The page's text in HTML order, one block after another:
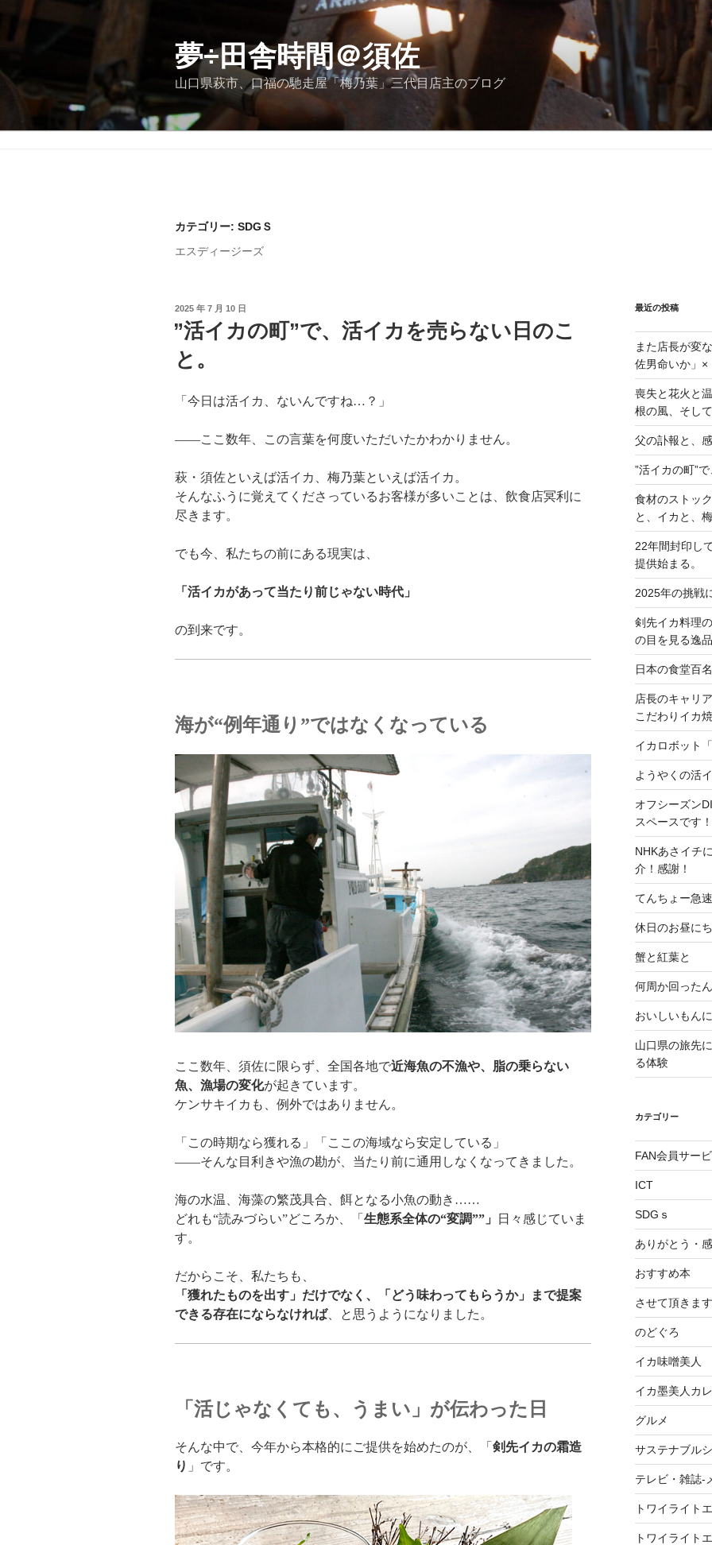
ツ
夢÷田舎時間＠須佐
山口県萩市、口福の馳走屋「梅乃葉」三代目店主のブログ
カテゴリー: SDGＳ
エスディージーズ
投
日:
2025 年 7 月 10 日
”活イカの町”で、活イカを売らない日のこ
と。
「今日は活イカ、ないんですね…？」
——ここ数年、この言葉を何度いただいたかわかりません。
萩・須佐といえば活イカ、梅乃葉といえば活イカ。
そんなふうに覚えてくださっているお客様が多いことは、飲食店冥利に
尽きます。
でも今、私たちの前にある現実は、
「活イカがあって当たり前じゃない時代」
の到来です。
海が“例年通り”ではなくなっている
ここ数年、須佐に限らず、全国各地で近海魚の不漁や、脂の乗らない
魚、漁場の変化が起きています。
ケンサキイカも、例外ではありません。
「この時期なら獲れる」「ここの海域なら安定している」
——そんな目利きや漁の勘が、当たり前に通用しなくなってきました。
海の水温、海藻の繁茂具合、餌となる小魚の動き……
どれも“読みづらい”どころか、「 生態系全体の“変調””」
日々感じていま
す。
だからこそ、私たちも、
「獲れたものを出す」だけでなく、「どう味わってもらうか」まで提案
できる存在にならなければ、と思うようになりました。
「活じゃなくても、うまい」が伝わった日
そんな中で、今年から本格的にご提供を始めたのが、「 剣先イカの霜造
り 」です。
最近の投稿
また店長が変
佐男命いか」×
喪失と花火と
根の風、そし
父の訃報と、
”活イカの町”
食材のストッ
と、イカと、
22年間封印し
提供始まる。
2025年の挑戦
剣先イカ料理
の目を見る逸
日本の食堂百
店長のキャリ
こだわりイカ
イカロボット
ようやくの活
オフシーズン
スペースです！
NHKあさイチ
介！感謝！
てんちょー急
休日のお昼に
蟹と紅葉と
何周か回った
おいしいもん
山口県の旅先
る体験
カテゴリー
FAN会員サー
ICT
SDGｓ
ありがとう・
おすすめ本
させて頂きま
のどぐろ
イカ味噌美人
イカ墨美人カ
グルメ
サステナブル
テレビ・雑誌-
トワイライト
トワイライト